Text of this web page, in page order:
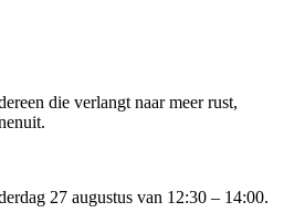
die verlangt naar meer rust,
27 augustus van 12:30 – 14:00.